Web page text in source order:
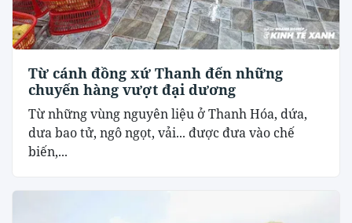
Từ cánh đồng xứ Thanh đến những
chuyến hàng vượt đại dương
Từ những vùng nguyên liệu ở Thanh Hóa, dứa,
dưa bao tử, ngô ngọt, vải... được đưa vào chế
biến,...